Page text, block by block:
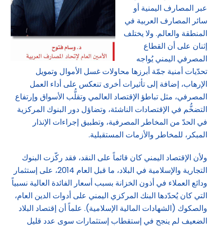
عبر المصارف اليمنية أو
سائر المصارف العربية في
المنطقة والعالم. ولا يختلف
إثنان على أن القطاع
المصرفي اليمني يُواجه
تحدّيات أمنية جمّة أبرزها محاولات غسل الأموال وتمويل
الإرهاب، إضافة إلى تأثيرات أخرى تنعكس على أداء العمل
المصرفي، مثل تباطؤ الإقتصاد العالمي وتقلُّب الأسواق وإرتفاع
التضخُّم في الإقتصادات الناشئة، وتضاؤل دور البنوك المركزية
في الحدّ من المخاطر المصرفية، وتطبيق إجراءات الإنذار
المبكر، للمخاطر والأزمات المستقبلية.
ولأن الإقتصاد اليمني كان قائماً على النقد، فقد ركّزت البنوك
التجارية والإسلامية في البلاد، ما قبل العام 2014، على إستثمار
ودائع العملاء في أذون الخزانة بسبب أسعار الفائدة العالية نسبياً
التي كان يُحدّدها البنك المركزي اليمني على أدوات الدين العام،
والصكوك (الشهادات المالية الإسلامية). علماً أن إقتصاد البلاد
الضعيف لم ينجح في إستقطاب إستثمارات سوى عدد قليل